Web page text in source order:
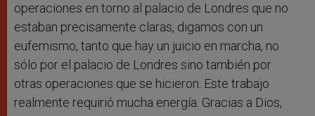
operaciones en torno al palacio de Londres que no
estaban precisamente claras, digamos con un
eufemismo, tanto que hay un juicio en marcha, no
sólo por el palacio de Londres sino también por
otras operaciones que se hicieron. Este trabajo
realmente requirió mucha energía. Gracias a Dios,